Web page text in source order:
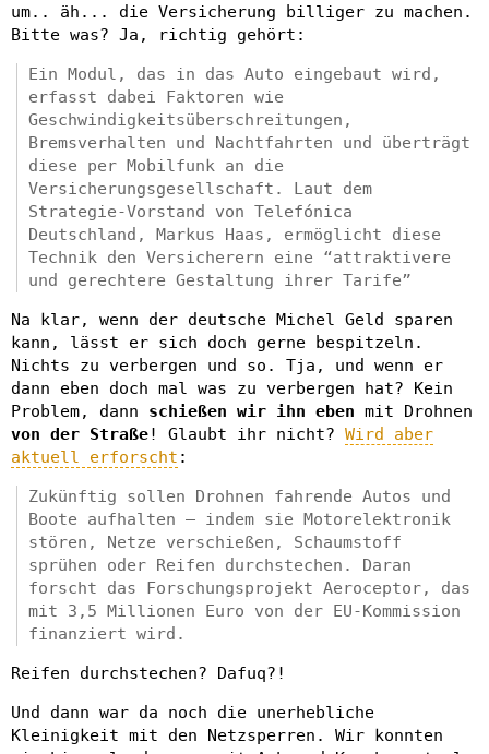
um.. äh... die Versicherung billiger zu machen.
Bitte was? Ja, richtig gehört:
Ein Modul, das in das Auto eingebaut wird,
erfasst dabei Faktoren wie
Geschwindigkeitsüberschreitungen,
Bremsverhalten und Nachtfahrten und überträgt
diese per Mobilfunk an die
Versicherungsgesellschaft. Laut dem
Strategie-Vorstand von Telefónica
Deutschland, Markus Haas, ermöglicht diese
Technik den Versicherern eine “attraktivere
und gerechtere Gestaltung ihrer Tarife”
Na klar, wenn der deutsche Michel Geld sparen
kann, lässt er sich doch gerne bespitzeln.
Nichts zu verbergen und so. Tja, und wenn er
dann eben doch mal was zu verbergen hat? Kein
Problem, dann schießen wir ihn eben mit Drohnen
von der Straße! Glaubt ihr nicht? Wird aber
aktuell erforscht :
Zukünftig sollen Drohnen fahrende Autos und
Boote aufhalten – indem sie Motorelektronik
stören, Netze verschießen, Schaumstoff
sprühen oder Reifen durchstechen. Daran
forscht das Forschungsprojekt Aeroceptor, das
mit 3,5 Millionen Euro von der EU-Kommission
finanziert wird.
Reifen durchstechen? Dafuq?!
Und dann war da noch die unerhebliche
Kleinigkeit mit den Netzsperren. Wir konnten